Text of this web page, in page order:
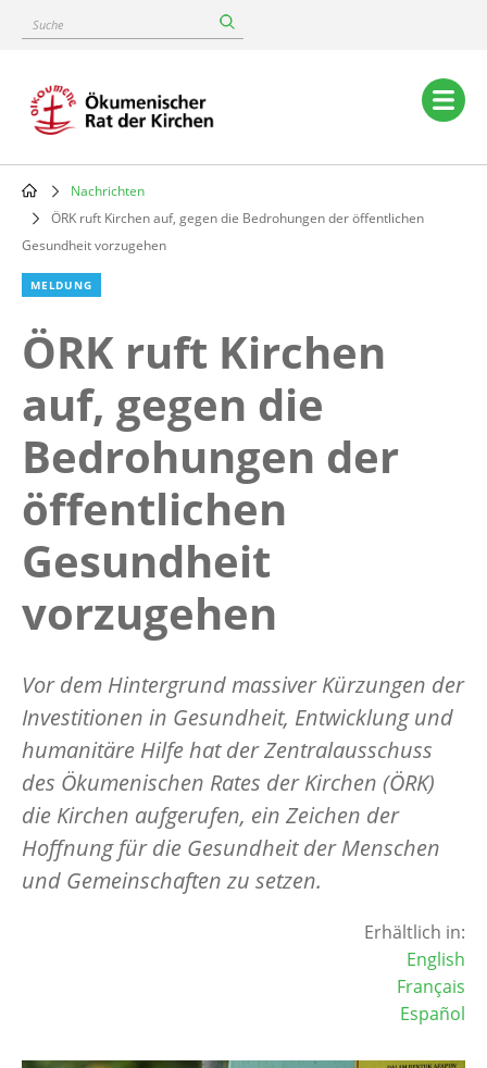
content
Suche
Main
navigation
Breadcrumb
Nachrichten
ÖRK ruft Kirchen auf, gegen die Bedrohungen der öffentlichen
Gesundheit vorzugehen
MELDUNG
ÖRK ruft Kirchen
auf, gegen die
Bedrohungen der
öffentlichen
Gesundheit
vorzugehen
Vor dem Hintergrund massiver Kürzungen der
Investitionen in Gesundheit, Entwicklung und
humanitäre Hilfe hat der Zentralausschuss
des Ökumenischen Rates der Kirchen (ÖRK)
die Kirchen aufgerufen, ein Zeichen der
Hoffnung für die Gesundheit der Menschen
und Gemeinschaften zu setzen.
Erhältlich in:
English
Français
Español